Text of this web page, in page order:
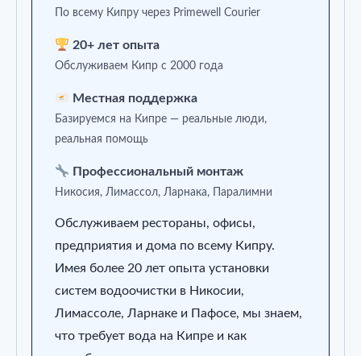
По всему Кипру через Primewell Courier
20+ лет опыта
Обслуживаем Кипр с 2000 года
Местная поддержка
Базируемся на Кипре — реальные люди,
реальная помощь
Профессиональный монтаж
Никосия, Лимассол, Ларнака, Паралимни
Обслуживаем рестораны, офисы,
предприятия и дома по всему Кипру.
Имея более 20 лет опыта установки
систем водоочистки в Никосии,
Лимассоле, Ларнаке и Пафосе, мы знаем,
что требует вода на Кипре и как